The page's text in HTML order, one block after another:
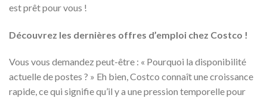
est prêt pour vous !
Découvrez les dernières offres d’emploi chez Costco !
Vous vous demandez peut-être : « Pourquoi la disponibilité
actuelle de postes ? » Eh bien, Costco connaît une croissance
rapide, ce qui signifie qu’il y a une pression temporelle pour